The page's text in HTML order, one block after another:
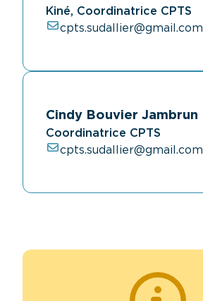
Kiné, Coordinatrice CPTS
cpts.sudallier@gmail.com
Cindy Bouvier Jambrun
Coordinatrice CPTS
cpts.sudallier@gmail.com